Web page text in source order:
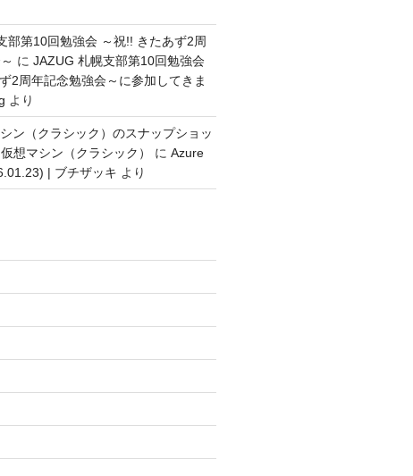
部第10回勉強会 ～祝!! きたあず2周
に JAZUG 札幌支部第10回勉強会
2周年記念勉強会～に参加してきま
より
ン（クラシック）のスナップショッ
想マシン（クラシック）
に Azure
| ブチザッキ より